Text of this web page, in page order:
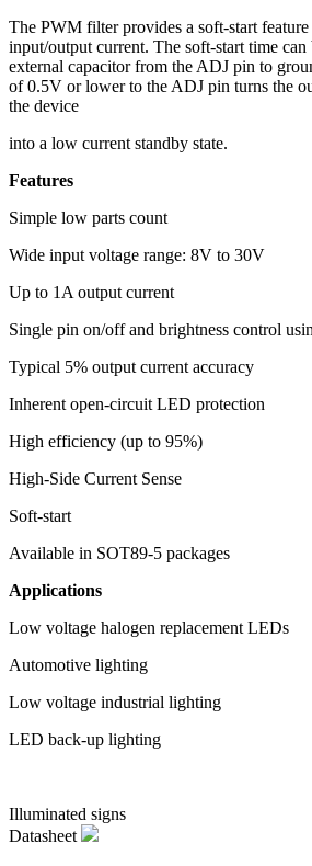
The PWM filter provides a soft-start
input/output current. The soft-start time can
external capacitor from the ADJ pin to
of 0.5V or lower to the ADJ pin turns the
the device
into a low current standby state.
Features
Simple low parts count
Wide input voltage range: 8V to 30V
Up to 1A output current
Single pin on/off and brightness control
Typical 5% output current accuracy
Inherent open-circuit LED protection
High efficiency (up to 95%)
High-Side Current Sense
Soft-start
Available in SOT89-5 packages
Applications
Low voltage halogen replacement LEDs
Automotive lighting
Low voltage industrial lighting
LED back-up lighting
Illuminated signs
Datasheet